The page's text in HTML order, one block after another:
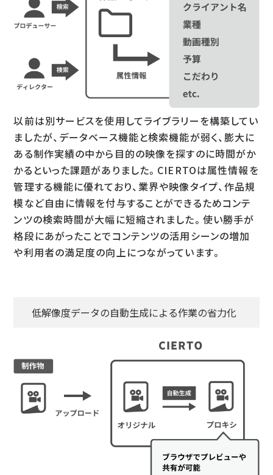
以前は別サービスを使用してライブラリーを構築してい
ましたが、データベース機能と検索機能が弱く、膨大に
ある制作実績の中から目的の映像を探すのに時間がか
かるといった課題がありました。CIERTOは属性情報を
管理する機能に優れており、業界や映像タイプ、作品規
模など自由に情報を付与することができるためコンテ
ンツの検索時間が大幅に短縮されました。使い勝手が
格段にあがったことでコンテンツの活用シーンの増加
や利用者の満足度の向上につながっています。
低解像度データの自動生成による作業の省力化